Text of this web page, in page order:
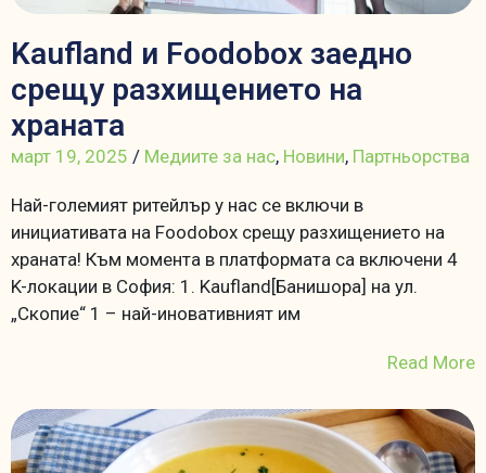
Kaufland и Foodobox заедно
срещу разхищението на
храната
март 19, 2025 / Медиите за нас, Новини, Партньорства
Най-големият ритейлър у нас се включи в
инициативата на Foodobox срещу разхищението на
храната! Към момента в платформата са включени 4
K-локации в София: 1. Kaufland[Банишора] на ул.
„Скопие“ 1 – най-иновативният им
Read More